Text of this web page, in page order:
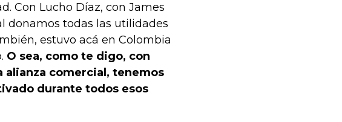
Con Lucho Díaz, con James
donamos todas las utilidades
estuvo acá en Colombia
O sea, como te digo, con
alianza comercial, tenemos
durante todos esos